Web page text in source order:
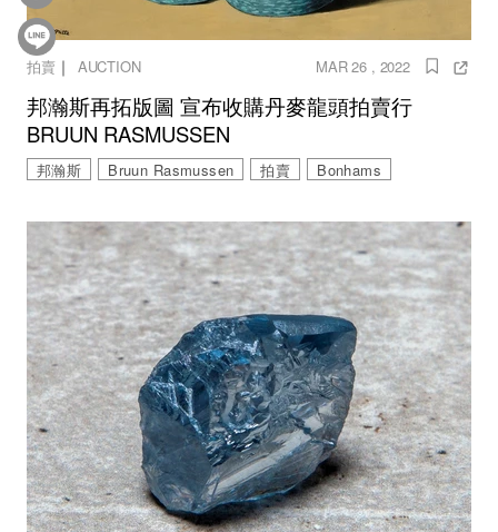
拍賣｜ AUCTION MAR 26 , 2022
邦瀚斯再拓版圖 宣布收購丹麥龍頭拍賣行
BRUUN RASMUSSEN
邦瀚斯 Bruun Rasmussen 拍賣 Bonhams